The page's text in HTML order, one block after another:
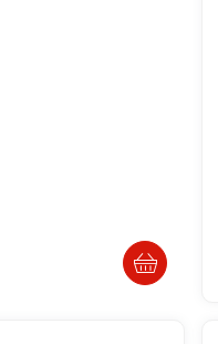
- Noir